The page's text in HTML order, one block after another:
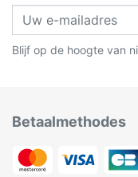
Blijf op de hoogte van
Betaalmethodes